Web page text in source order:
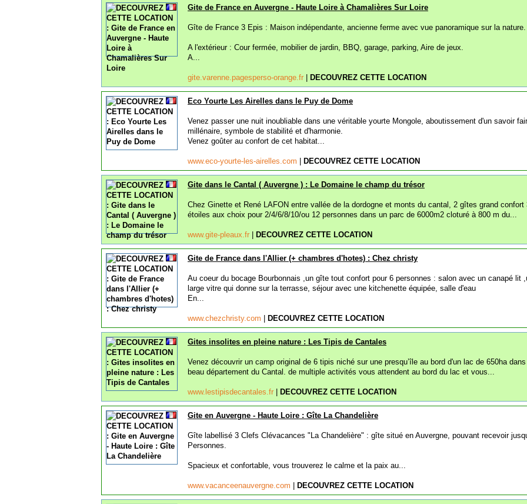
Gite de France en Auvergne - Haute Loire à Chamalières Sur Loire
Gîte de France 3 Epis : Maison indépendante, ancienne ferme avec vue panoramique sur la nature.
A l'extérieur : Cour fermée, mobilier de jardin, BBQ, garage, parking, Aire de jeux.
A...
gite.varenne.pagesperso-orange.fr DECOUVREZ CETTE LOCATION
Eco Yourte Les Airelles dans le Puy de Dome
Venez passer une nuit inoubliable dans une véritable yourte Mongole, aboutissement d'un savoir
millénaire, symbole de stabilité et d'harmonie.
Venez goûter au confort de cet habitat...
www.eco-yourte-les-airelles.com DECOUVREZ CETTE LOCATION
Gite dans le Cantal ( Auvergne ) : Le Domaine le champ du trésor
Chez Ginette et René LAFON entre vallée de la dordogne et monts du cantal, 2 gîtes grand confort
étoiles aux choix pour 2/4/6/8/10/ou 12 personnes dans un parc de 6000m2 cloturé à 800 m du...
www.gite-pleaux.fr DECOUVREZ CETTE LOCATION
Gite de France dans l'Allier (+ chambres d'hotes) : Chez christy
Au coeur du bocage Bourbonnais ,un gîte tout confort pour 6 personnes : salon avec un canapé lit
large vitre qui donne sur la terrasse, séjour avec une kitchenette équipée, salle d'eau
En...
www.chezchristy.com DECOUVREZ CETTE LOCATION
Gites insolites en pleine nature : Les Tipis de Cantales
Venez découvrir un camp original de 6 tipis niché sur une presqu’île au bord d'un lac de 650ha
beau département du Cantal. de multiple activités vous attendent au bord du lac et vous...
www.lestipisdecantales.fr DECOUVREZ CETTE LOCATION
Gite en Auvergne - Haute Loire : Gîte La Chandelière
Gîte labellisé 3 Clefs Clévacances "La Chandelière" : gîte situé en Auvergne, pouvant recevoir
Personnes.
Spacieux et confortable, vous trouverez le calme et la paix au...
www.vacanceenauvergne.com DECOUVREZ CETTE LOCATION